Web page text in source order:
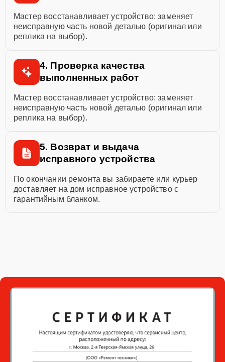
Мастер восстанавливает устройство: заменяет
неисправную часть новой деталью (оригинал или
реплика на выбор).
4. Проверка качества
выполненных работ
Мастер восстанавливает устройство: заменяет
неисправную часть новой деталью (оригинал или
реплика на выбор).
5. Возврат и выдача
исправного устройства
По окончании ремонта вы забираете или курьер
доставляет на дом исправное устройство с
гарантийным бланком.